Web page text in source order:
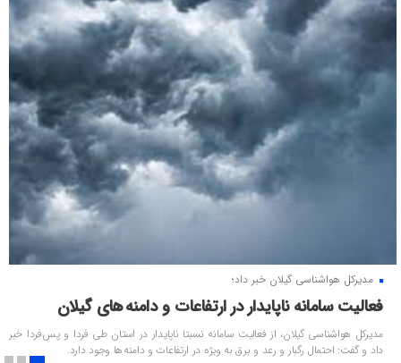
مدیرکل هواشناسی گیلان خبر داد؛
فعالیت سامانه ناپایدار در ارتفاعات و دامنه های گیلان
مدیرکل هواشناسی گیلان، از فعالیت سامانه نسبتا ناپایدار در استان طی فردا و پس فردا خبر
داد و گفت: احتمال رگبار و رعد و برق به ویژه در ارتفاعات و دامنه ها وجود دارد.